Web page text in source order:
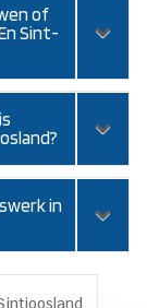
of
Sint-
in